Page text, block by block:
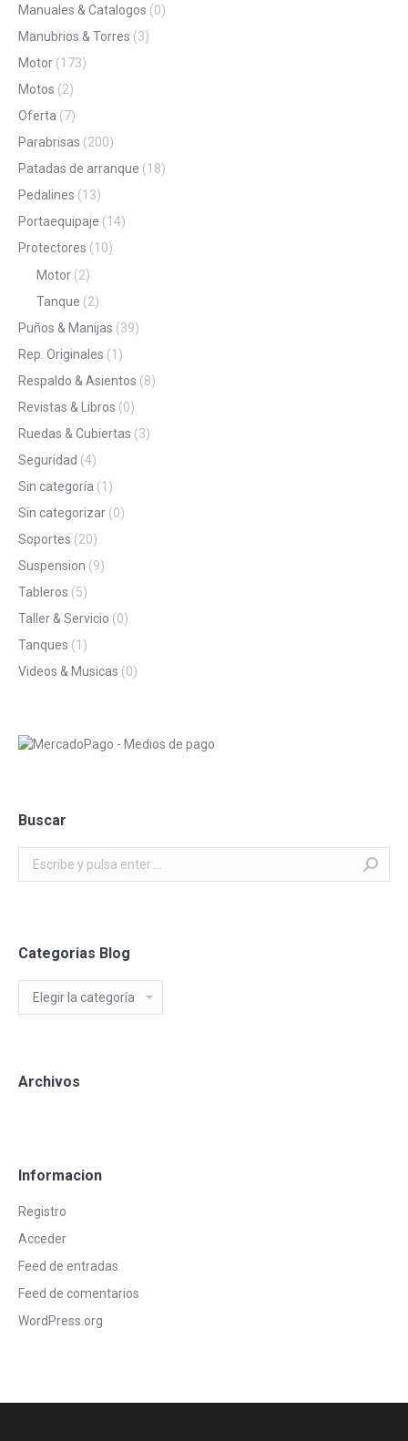
Manuales & Catalogos (0)
Manubrios & Torres (3)
Motor (173)
Motos (2)
Oferta (7)
Parabrisas (200)
Patadas de arranque (18)
Pedalines (13)
Portaequipaje (14)
Protectores (10)
Motor (2)
Tanque (2)
Puños & Manijas (39)
Rep. Originales (1)
Respaldo & Asientos (8)
Revistas & Libros (0)
Ruedas & Cubiertas (3)
Seguridad (4)
Sin categoría (1)
Sin categorizar (0)
Soportes (20)
Suspension (9)
Tableros (5)
Taller & Servicio (0)
Tanques (1)
Videos & Musicas (0)
Buscar
Buscar:
Categorias Blog
Categorias
Blog
Archivos
Informacion
Registro
Acceder
Feed de entradas
Feed de comentarios
WordPress.org